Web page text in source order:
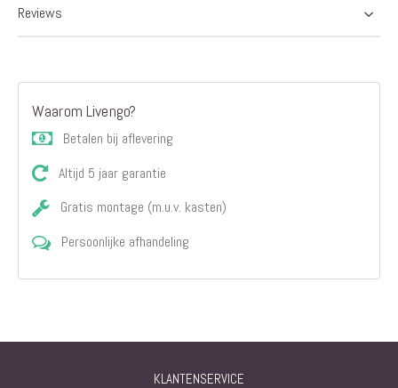
Reviews
Waarom Livengo?
Betalen bij aflevering
Altijd 5 jaar garantie
Gratis montage (m.u.v. kasten)
Persoonlijke afhandeling
KLANTENSERVICE